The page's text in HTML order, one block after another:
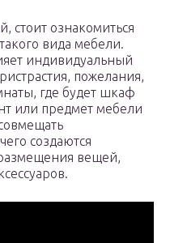
стоит ознакомиться
вида мебели.
индивидуальный
пожелания,
где будет шкаф
или предмет мебели
создаются
вещей,